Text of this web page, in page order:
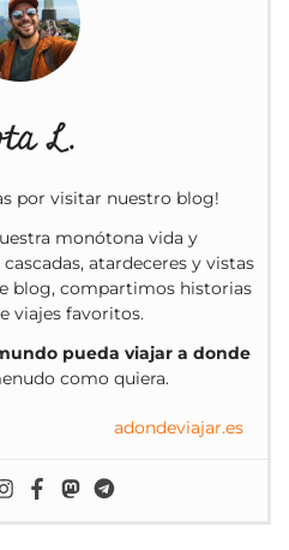
L.
por visitar nuestro blog!
monótona vida y
atardeceres y vistas
blog, compartimos historias
viajes favoritos.
pueda viajar a donde
como quiera.
adondeviajar.es